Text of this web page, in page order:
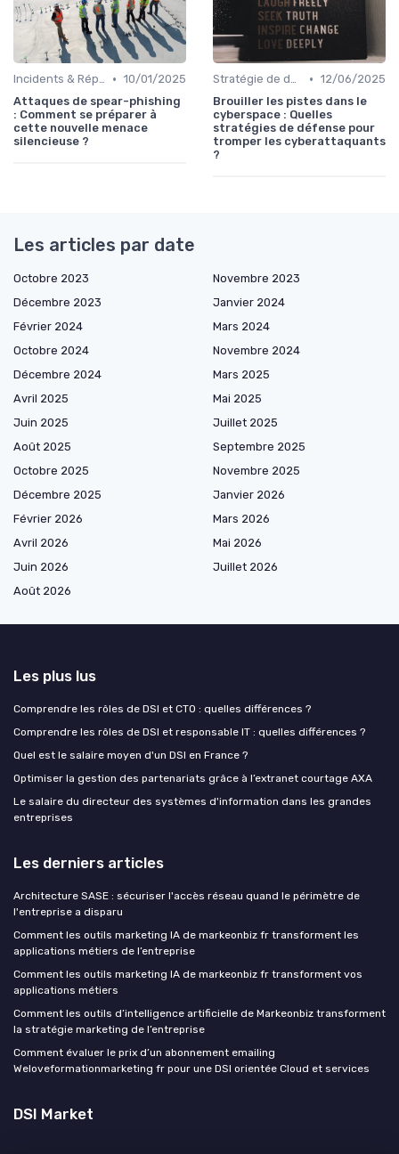
Incidents & Réponses • 10/01/2025
Attaques de spear-phishing
: Comment se préparer à
cette nouvelle menace
silencieuse ?
Stratégie de défense • 12/06/2025
Brouiller les pistes dans le
cyberspace : Quelles
stratégies de défense pour
tromper les cyberattaquants
?
Les articles par date
Octobre 2023
Novembre 2023
Décembre 2023
Janvier 2024
Février 2024
Mars 2024
Octobre 2024
Novembre 2024
Décembre 2024
Mars 2025
Avril 2025
Mai 2025
Juin 2025
Juillet 2025
Août 2025
Septembre 2025
Octobre 2025
Novembre 2025
Décembre 2025
Janvier 2026
Février 2026
Mars 2026
Avril 2026
Mai 2026
Juin 2026
Juillet 2026
Août 2026
Les plus lus
Comprendre les rôles de DSI et CTO : quelles différences ?
Comprendre les rôles de DSI et responsable IT : quelles différences ?
Quel est le salaire moyen d'un DSI en France ?
Optimiser la gestion des partenariats grâce à l’extranet courtage AXA
Le salaire du directeur des systèmes d'information dans les grandes
entreprises
Les derniers articles
Architecture SASE : sécuriser l'accès réseau quand le périmètre de
l'entreprise a disparu
Comment les outils marketing IA de markeonbiz fr transforment les
applications métiers de l’entreprise
Comment les outils marketing IA de markeonbiz fr transforment vos
applications métiers
Comment les outils d’intelligence artificielle de Markeonbiz transforment
la stratégie marketing de l’entreprise
Comment évaluer le prix d’un abonnement emailing
Weloveformationmarketing fr pour une DSI orientée Cloud et services
DSI Market